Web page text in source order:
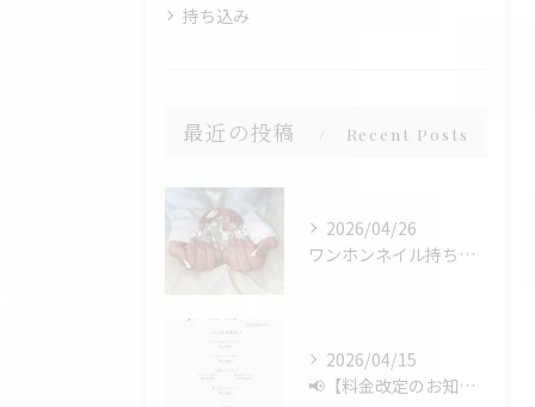
持ち込み
最近の投稿 Recent Posts
2026/04/26
ワンホンネイル持ち込みデザイン💅✨
2026/04/15
📢【料金改定のお知らせ】📢